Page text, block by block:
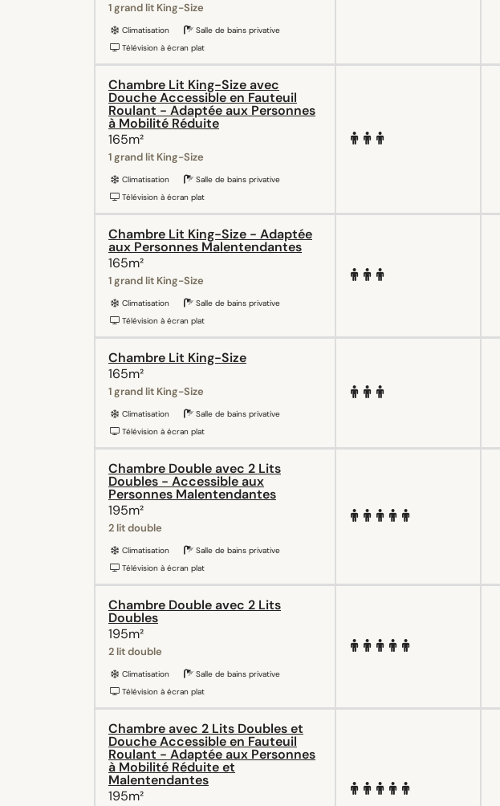
1 grand lit King-Size
Climatisation
Salle de bains privative
Télévision à écran plat
Chambre Lit King-Size avec
Douche Accessible en Fauteuil
Roulant - Adaptée aux Personnes
à Mobilité Réduite
165m²
1 grand lit King-Size
Climatisation
Salle de bains privative
Télévision à écran plat
Chambre Lit King-Size - Adaptée
aux Personnes Malentendantes
165m²
1 grand lit King-Size
Climatisation
Salle de bains privative
Télévision à écran plat
Chambre Lit King-Size
165m²
1 grand lit King-Size
Climatisation
Salle de bains privative
Télévision à écran plat
Chambre Double avec 2 Lits
Doubles - Accessible aux
Personnes Malentendantes
195m²
2 lit double
Climatisation
Salle de bains privative
Télévision à écran plat
Chambre Double avec 2 Lits
Doubles
195m²
2 lit double
Climatisation
Salle de bains privative
Télévision à écran plat
Chambre avec 2 Lits Doubles et
Douche Accessible en Fauteuil
Roulant - Adaptée aux Personnes
à Mobilité Réduite et
Malentendantes
195m²